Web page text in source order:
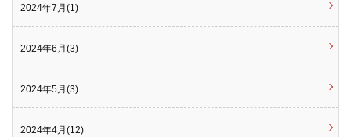
2024年7月(1)
2024年6月(3)
2024年5月(3)
2024年4月(12)